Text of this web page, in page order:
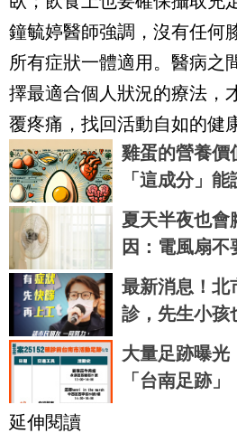
鐘毓婷醫師強調，沒有任何
所有症狀一體適用。醫病之
擇最適合個人狀況的療法，
覆疼痛，找回活動自如的健
雞蛋的營養價
「這成分」
攝取量要注意
夏天半夜也會
因：電風扇不
最新消息！北
診，先生小孩
大量足跡曝光
「台南足跡」
延伸閱讀